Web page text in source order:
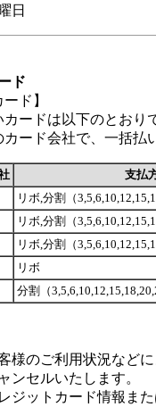
日
ド
ード】
ードは以下のとおり
ード会社で、一括払
支払
リボ,分割（
リボ,分割（
リボ,分割（
リボ
分割（
様のご利用状況など
ンセルいたします。
ジットカード情報ま